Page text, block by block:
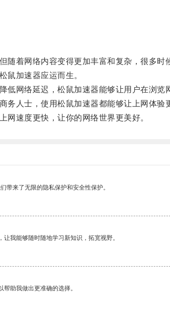
着网络内容变得更加丰富和复杂，很多时
加速器应运而生。
网络延迟，松鼠加速器能够让用户在浏览
人士，使用松鼠加速器都能够让上网体验
速度更快，让你的网络世界更美好。
带来了无限的隐私保护和安全性保护。
我能够随时随地学习新知识，拓宽视野。
助我做出更准确的选择。